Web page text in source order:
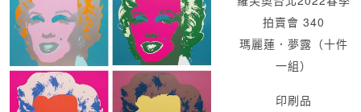
拍賣會 340
瑪麗蓮．夢露（十件
一組）
印刷品